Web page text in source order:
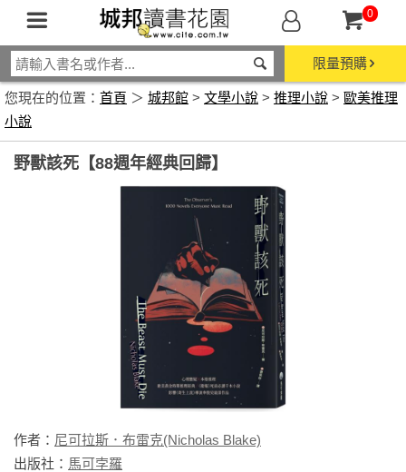
0
限量預購
您現在的位置： 首頁 ＞ 城邦館 > 文學小說 > 推理小說 > 歐美推理
小說
野獸該死【88週年經典回歸】
作者： 尼可拉斯．布雷克(Nicholas Blake)
出版社： 馬可孛羅